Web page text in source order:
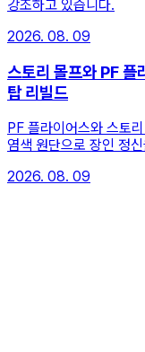
강조하고 있습니다.
2026. 08. 09
스토리 몰프와 PF 플
탑 리빌드
PF 플라이어스와 스토
염색 원단으로 장인 정
2026. 08. 09